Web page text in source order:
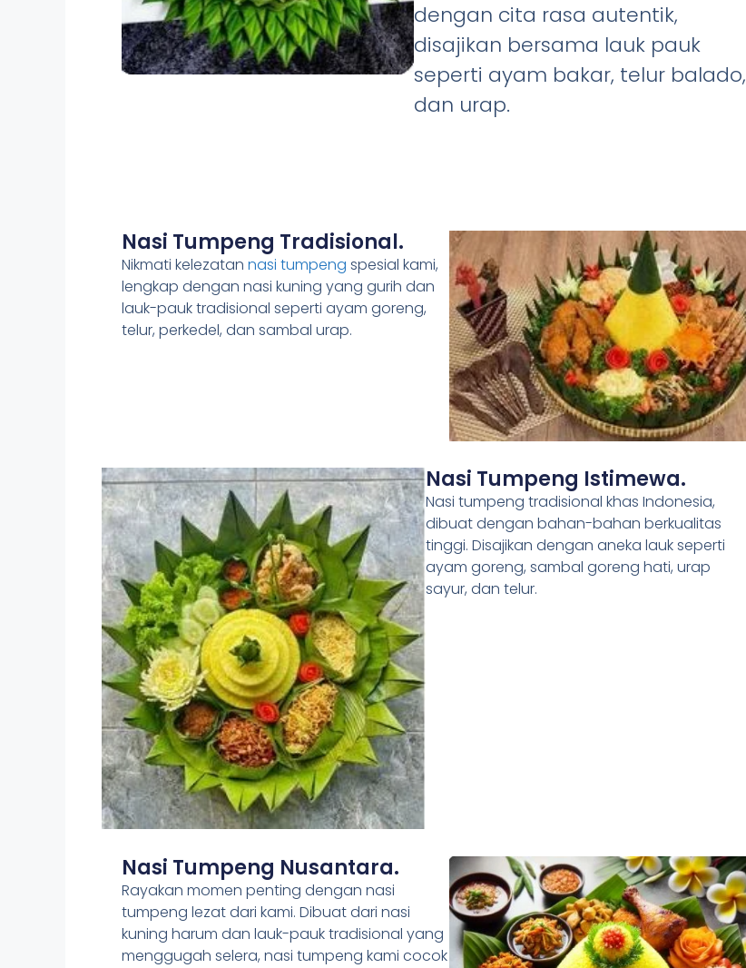
dengan cita rasa autentik,
disajikan bersama lauk pauk
seperti ayam bakar, telur balado,
dan urap.
Nasi Tumpeng Tradisional.
Nikmati kelezatannasi tumpeng spesial kami,
lengkap dengan nasi kuning yang gurih dan
lauk-pauk tradisional seperti ayam goreng,
telur, perkedel, dan sambal urap.
Nasi Tumpeng Istimewa.
Nasi tumpeng tradisional khas Indonesia,
dibuat dengan bahan-bahan berkualitas
tinggi. Disajikan dengan aneka lauk seperti
ayam goreng, sambal goreng hati, urap
sayur, dan telur.
Nasi Tumpeng Nusantara.
Rayakan momen penting dengan nasi
tumpeng lezat dari kami. Dibuat dari nasi
kuning harum dan lauk-pauk tradisional yang
menggugah selera, nasi tumpeng kami cocok